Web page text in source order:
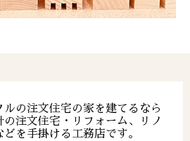
の注文住宅の家を建てるなら
注文住宅・リフォーム、リノ
を手掛ける工務店です。